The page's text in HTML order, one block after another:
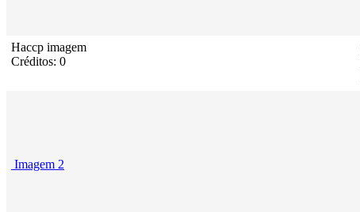
Haccp imagem
Créditos: 0
Imagem 2